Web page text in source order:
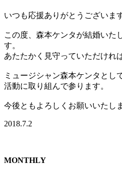
いつも応援ありがとうございます
この度、森本ケンタが結婚いた
す。
あたたかく見守っていただけれ
ミュージシャン森本ケンタとし
活動に取り組んで参ります。
今後ともよろしくお願いいたし
2018.7.2
MONTHLY